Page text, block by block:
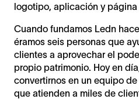
logotipo, aplicación y página
Cuando fundamos Ledn
éramos seis personas que
clientes a aprovechar el
propio patrimonio. Hoy en
convertirnos en un equipo
que atienden a miles de